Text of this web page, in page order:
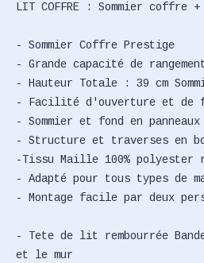
LIT COFFRE : Sommier
- Sommier Coffre Prestige
- Grande capacité de
- Hauteur Totale : 39 cm
- Facilité d'ouverture et de
- Sommier et fond en
- Structure et traverses en
-Tissu Maille 100% polyester
- Adapté pour tous types de
- Montage facile par deux
- Tete de lit rembourrée
et le mur